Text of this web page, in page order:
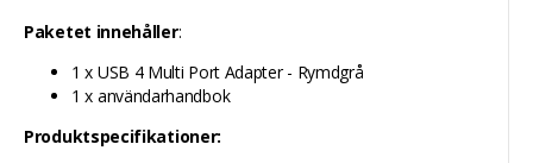
Paketet innehåller:
1 x USB 4 Multi Port Adapter - Rymdgrå
1 x användarhandbok
Produktspecifikationer: